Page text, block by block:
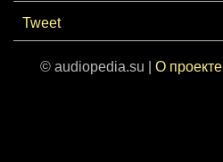
Tweet
© audiopedia.su | О проекте